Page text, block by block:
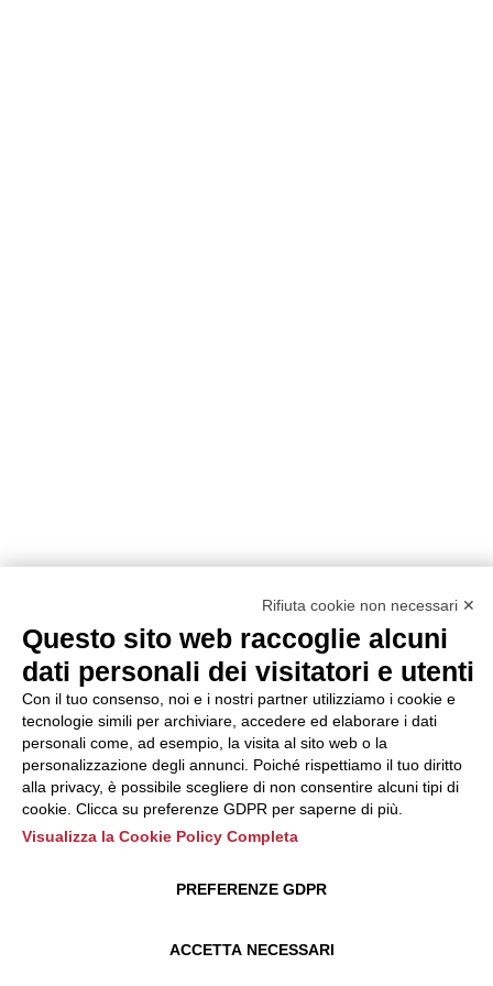
Rifiuta cookie non necessari ✕
Questo sito web raccoglie alcuni
dati personali dei visitatori e utenti
Con il tuo consenso, noi e i nostri partner utilizziamo i cookie e
tecnologie simili per archiviare, accedere ed elaborare i dati
personali come, ad esempio, la visita al sito web o la
personalizzazione degli annunci. Poiché rispettiamo il tuo diritto
alla privacy, è possibile scegliere di non consentire alcuni tipi di
cookie. Clicca su preferenze GDPR per saperne di più.
Visualizza la Cookie Policy Completa
ACCETTA NECESSARI
PREFERENZE GDPR